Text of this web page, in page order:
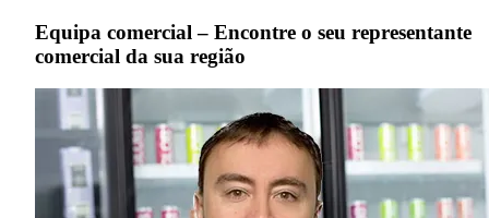
Equipa comercial – Encontre o seu representante
comercial da sua região